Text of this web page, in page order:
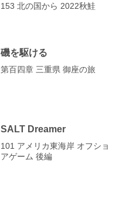
153 北の国から 2022秋鮭
磯を駆ける
第百四章 三重県 御座の旅
SALT Dreamer
101 アメリカ東海岸 オフショ
アゲーム 後編